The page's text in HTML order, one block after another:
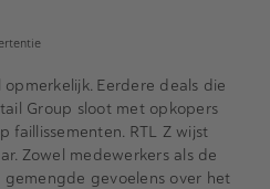
Eerdere deals die
Group sloot met opkopers
faillissementen. RTL Z wijst
Zowel medewerkers als de
gevoelens over het